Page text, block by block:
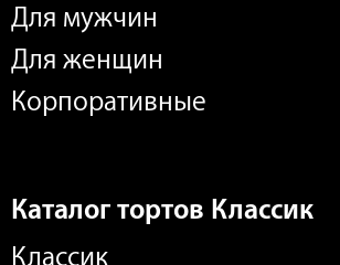
Для мужчин
Для женщин
Корпоративные
Каталог тортов Классик
Классик